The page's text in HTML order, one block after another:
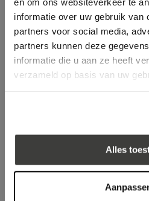
informatie over uw gebruik van
partners voor social media,
partners kunnen deze
informatie die u aan ze heeft
verzameld op basis van uw
Alles
Kitpistool
log in voor prijs
Bezorgd op werkdagen binnen